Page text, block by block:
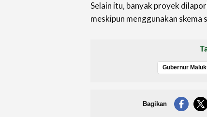
Selain itu, banyak proyek
meskipun menggunakan skema
Bagikan